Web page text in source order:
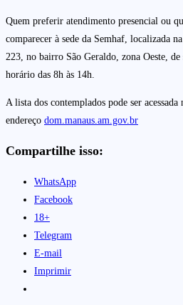
Quem preferir atendimento presencial ou
comparecer à sede da Semhaf, localizada
223, no bairro São Geraldo, zona Oeste,
horário das 8h às 14h.
A lista dos contemplados pode ser acessada
endereço dom.manaus.am.gov.br
Compartilhe isso:
WhatsApp
Facebook
18+
Telegram
E-mail
Imprimir